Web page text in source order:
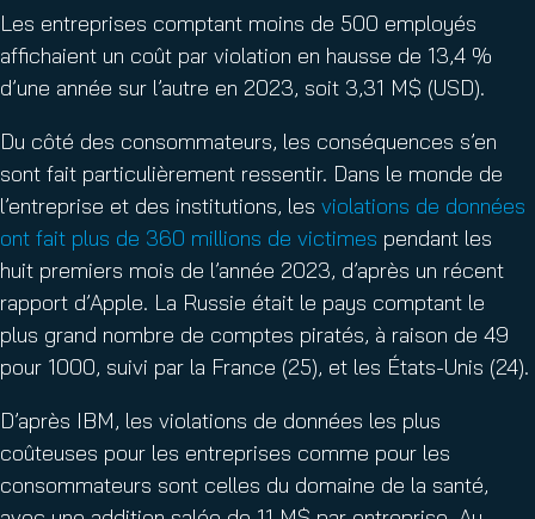
Les entreprises comptant moins de 500 employés
affichaient un coût par violation en hausse de 13,4 %
d’une année sur l’autre en 2023, soit 3,31 M$ (USD).
Du côté des consommateurs, les conséquences s’en
sont fait particulièrement ressentir. Dans le monde de
l’entreprise et des institutions, les violations de données
ont fait plus de 360 millions de victimes pendant les
huit premiers mois de l’année 2023, d’après un récent
rapport d’Apple. La Russie était le pays comptant le
plus grand nombre de comptes piratés, à raison de 49
pour 1000, suivi par la France (25), et les États-Unis (24).
D’après IBM, les violations de données les plus
coûteuses pour les entreprises comme pour les
consommateurs sont celles du domaine de la santé,